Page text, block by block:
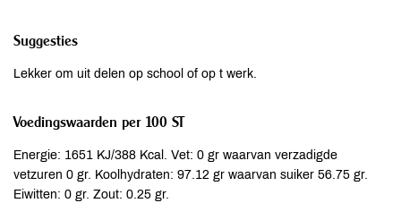
Suggesties
Lekker om uit delen op school of op t werk.
Voedingswaarden per 100 ST
Energie: 1651 KJ/388 Kcal. Vet: 0 gr waarvan verzadigde
vetzuren 0 gr. Koolhydraten: 97.12 gr waarvan suiker 56.75 gr.
Eiwitten: 0 gr. Zout: 0.25 gr.